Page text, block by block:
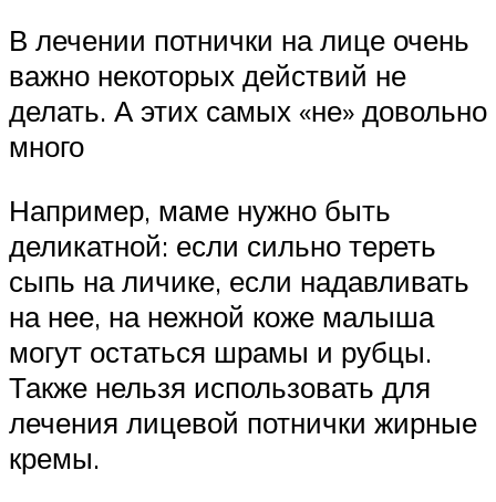
В лечении потнички на лице очень
важно некоторых действий не
делать. А этих самых «не» довольно
много
Например, маме нужно быть
деликатной: если сильно тереть
сыпь на личике, если надавливать
на нее, на нежной коже малыша
могут остаться шрамы и рубцы.
Также нельзя использовать для
лечения лицевой потнички жирные
кремы.